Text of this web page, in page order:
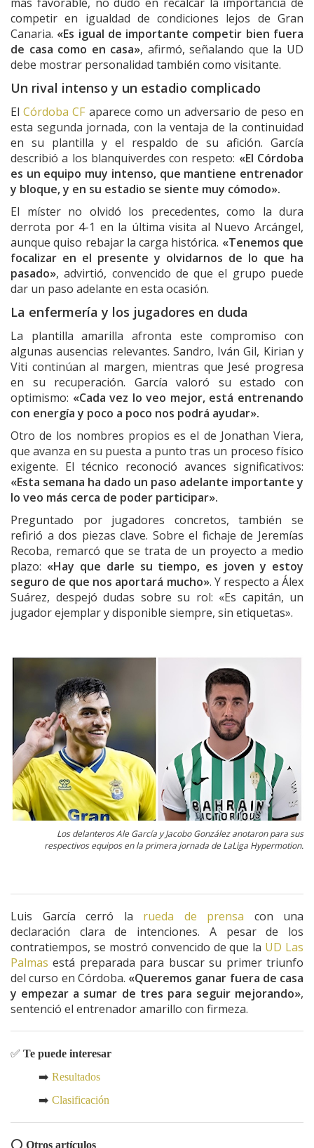
competir en igualdad de condiciones lejos de Gran
Canaria. «Es igual de importante competir bien fuera
de casa como en casa», afirmó, señalando que la UD
debe mostrar personalidad también como visitante.
Un rival intenso y un estadio complicado
ElCórdoba CF aparece como un adversario de peso en
esta segunda jornada, con la ventaja de la continuidad
en su plantilla y el respaldo de su afición. García
describió a los blanquiverdes con respeto: «El Córdoba
es un equipo muy intenso, que mantiene entrenador
y bloque, y en su estadio se siente muy cómodo».
El míster no olvidó los precedentes, como la dura
derrota por 4-1 en la última visita al Nuevo Arcángel,
aunque quiso rebajar la carga histórica. «Tenemos que
focalizar en el presente y olvidarnos de lo que ha
pasado», advirtió, convencido de que el grupo puede
dar un paso adelante en esta ocasión.
La enfermería y los jugadores en duda
La plantilla amarilla afronta este compromiso con
algunas ausencias relevantes. Sandro, Iván Gil, Kirian y
Viti continúan al margen, mientras que Jesé progresa
en su recuperación. García valoró su estado con
optimismo: «Cada vez lo veo mejor, está entrenando
con energía y poco a poco nos podrá ayudar».
Otro de los nombres propios es el de Jonathan Viera,
que avanza en su puesta a punto tras un proceso físico
exigente. El técnico reconoció avances significativos:
«Esta semana ha dado un paso adelante importante y
lo veo más cerca de poder participar».
Preguntado por jugadores concretos, también se
refirió a dos piezas clave. Sobre el fichaje de Jeremías
Recoba, remarcó que se trata de un proyecto a medio
plazo: «Hay que darle su tiempo, es joven y estoy
seguro de que nos aportará mucho». Y respecto a Álex
Suárez, despejó dudas sobre su rol: «Es capitán, un
jugador ejemplar y disponible siempre, sin etiquetas».
Los delanteros Ale García y Jacobo González anotaron para sus
respectivos equipos en la primera jornada de LaLiga Hypermotion.
Luis García cerró la rueda de prensa con una
declaración clara de intenciones. A pesar de los
contratiempos, se mostró convencido de que la UD Las
Palmas está preparada para buscar su primer triunfo
del curso en Córdoba. «Queremos ganar fuera de casa
y empezar a sumar de tres para seguir mejorando»,
sentenció el entrenador amarillo con firmeza.
✅ Te puede interesar
➡️ Resultados
➡️ Clasificación
⭕️ Otros artículos